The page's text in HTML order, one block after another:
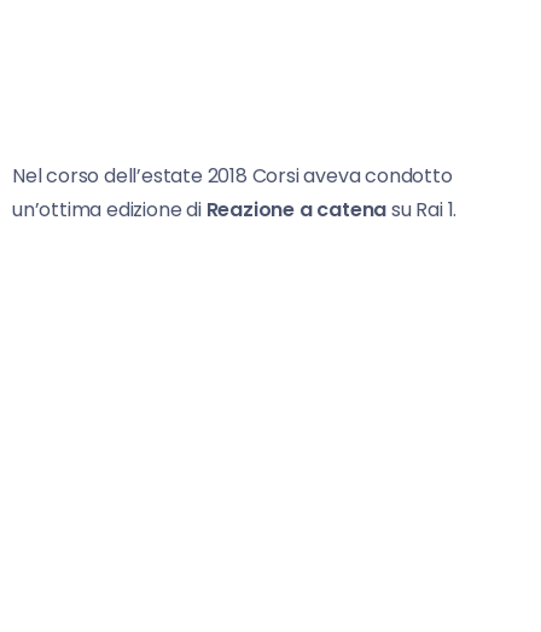
Nel corso dell’estate 2018 Corsi aveva condotto
un’ottima edizione di Reazione a catenasu Rai 1.